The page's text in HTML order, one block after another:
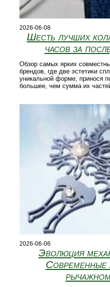
2026-06-08
Шесть лучших
часов за
Обзор самых ярких
брендов, где две эстетики
уникальной форме, принося
большее, чем сумма их
2026-06-06
Эволюция
Современные